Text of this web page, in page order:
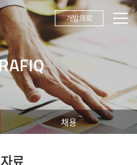
개발의뢰
채용
료